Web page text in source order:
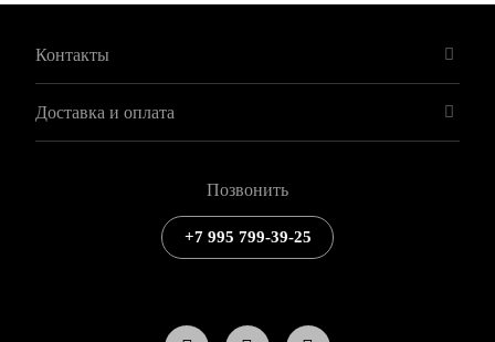
Контакты
Доставка и оплата
Позвонить
+7 995 799-39-25